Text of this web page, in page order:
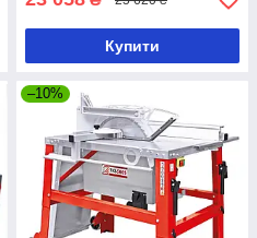
Купити
–10%